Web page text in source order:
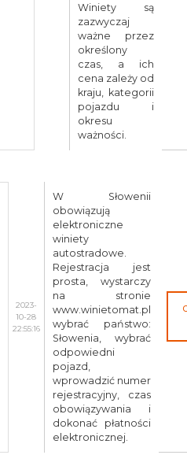
Winiety są
zazwyczaj
ważne przez
określony
czas, a ich
cena zależy od
kraju, kategorii
pojazdu i
okresu
ważności.
2023-
10-28
22:55:16
W Słowenii
obowiązują
elektroniczne
winiety
autostradowe.
Rejestracja jest
prosta, wystarczy
na stronie
www.winietomat.pl
wybrać państwo:
Słowenia, wybrać
odpowiedni
pojazd,
wprowadzić numer
rejestracyjny, czas
obowiązywania i
dokonać płatności
elektronicznej.